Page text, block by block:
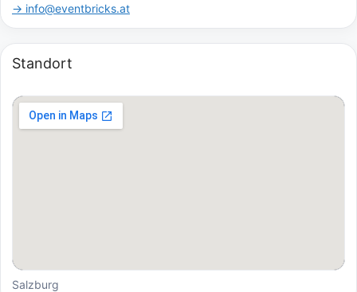
→ info@eventbricks.at
Standort
Salzburg